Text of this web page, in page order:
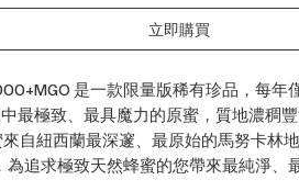
立即購買
是一款限量版稀有珍品，每年
最極致、最具魔力的原蜜，質地濃稠
自紐西蘭最深邃、最原始的馬努卡林
追求極致天然蜂蜜的您帶來最純淨、